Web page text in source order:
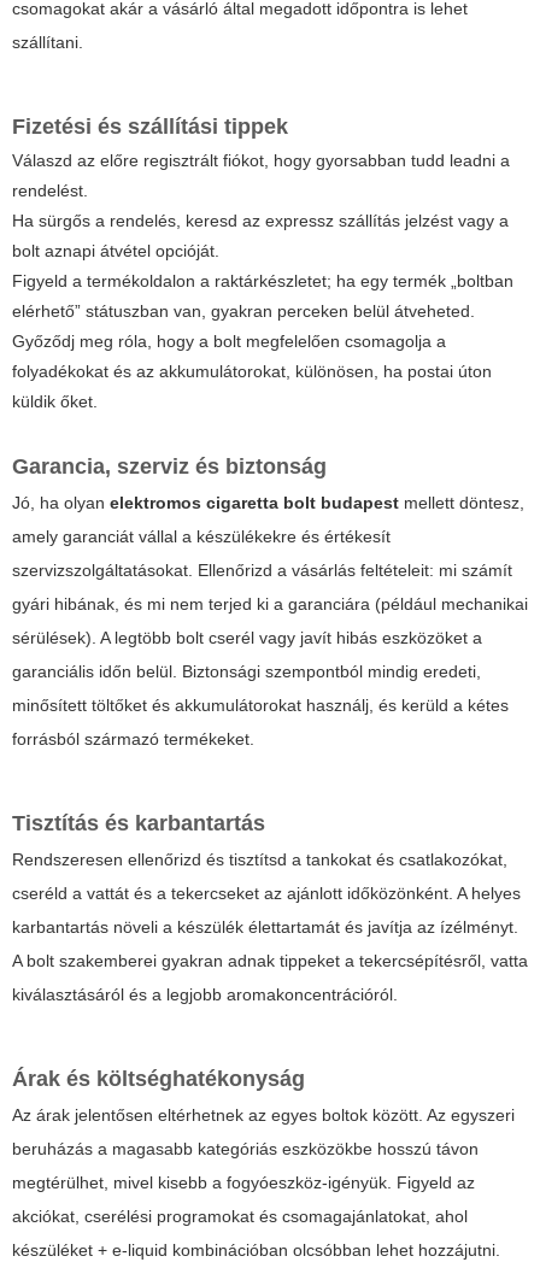
csomagokat akár a vásárló által megadott időpontra is lehet
szállítani.
Fizetési és szállítási tippek
Válaszd az előre regisztrált fiókot, hogy gyorsabban tudd leadni a
rendelést.
Ha sürgős a rendelés, keresd az expressz szállítás jelzést vagy a
bolt aznapi átvétel opcióját.
Figyeld a termékoldalon a raktárkészletet; ha egy termék „boltban
elérhető” státuszban van, gyakran perceken belül átveheted.
Győződj meg róla, hogy a bolt megfelelően csomagolja a
folyadékokat és az akkumulátorokat, különösen, ha postai úton
küldik őket.
Garancia, szerviz és biztonság
Jó, ha olyan elektromos cigaretta bolt budapest mellett döntesz,
amely garanciát vállal a készülékekre és értékesít
szervizszolgáltatásokat. Ellenőrizd a vásárlás feltételeit: mi számít
gyári hibának, és mi nem terjed ki a garanciára (például mechanikai
sérülések). A legtöbb bolt cserél vagy javít hibás eszközöket a
garanciális időn belül. Biztonsági szempontból mindig eredeti,
minősített töltőket és akkumulátorokat használj, és kerüld a kétes
forrásból származó termékeket.
Tisztítás és karbantartás
Rendszeresen ellenőrizd és tisztítsd a tankokat és csatlakozókat,
cseréld a vattát és a tekercseket az ajánlott időközönként. A helyes
karbantartás növeli a készülék élettartamát és javítja az ízélményt.
A bolt szakemberei gyakran adnak tippeket a tekercsépítésről, vatta
kiválasztásáról és a legjobb aromakoncentrációról.
Árak és költséghatékonyság
Az árak jelentősen eltérhetnek az egyes boltok között. Az egyszeri
beruházás a magasabb kategóriás eszközökbe hosszú távon
megtérülhet, mivel kisebb a fogyóeszköz-igényük. Figyeld az
akciókat, cserélési programokat és csomagajánlatokat, ahol
készüléket + e-liquid kombinációban olcsóbban lehet hozzájutni.